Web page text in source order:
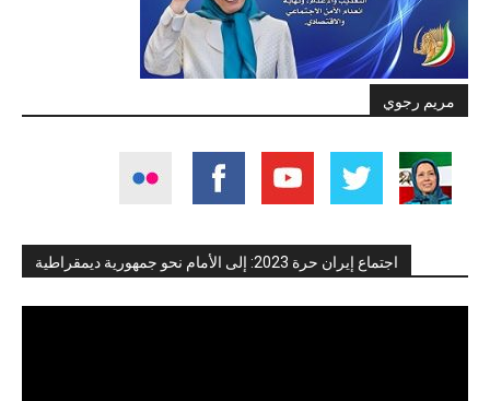
مريم رجوي
اجتماع إيران حرة 2023: إلى الأمام نحو جمهورية ديمقراطية